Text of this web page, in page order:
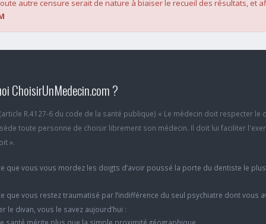
autre censure serait de nature à biaiser le recueil des résultats, et
ChoisirUnMedecin.com ?
R.4127-6 du code de la santé publique) « Le médecin doit respecter le
toute personne de choisir librement son médecin. Il doit lui faciliter
».
que vous vous mordez les doigts d’avoir poussé la porte du dentiste le plus
que vous restez traumatisé par l’indifférence du seul psychiatre dont vous
le divan, vous le savez aujourd’hui :